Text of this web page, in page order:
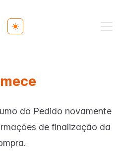
Toggle theme
do Pedido novamente
de finalização da